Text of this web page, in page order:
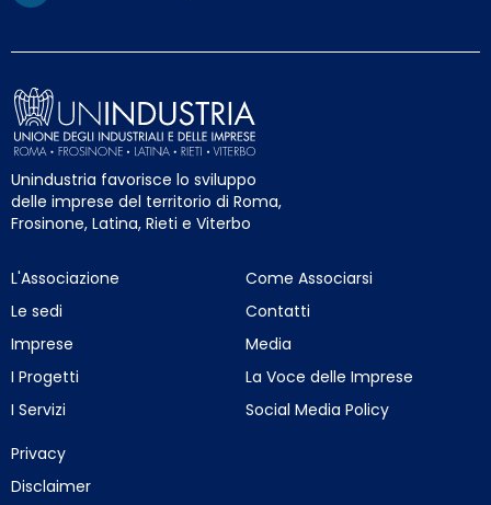
Unindustria favorisce lo sviluppo
delle imprese del territorio di Roma,
Frosinone, Latina, Rieti e Viterbo
L'Associazione
Le sedi
Imprese
I Progetti
I Servizi
Come Associarsi
Contatti
Media
La Voce delle Imprese
Social Media Policy
Privacy
Disclaimer